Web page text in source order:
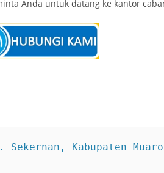
Anda untuk datang ke kantor
Kabupaten